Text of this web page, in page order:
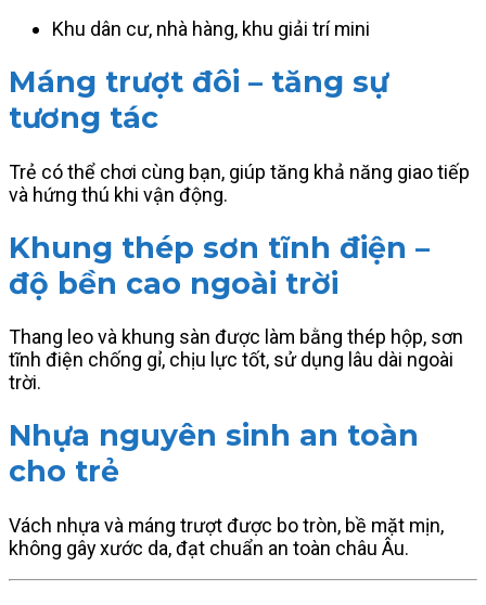
Khu dân cư, nhà hàng, khu giải trí mini
Máng trượt đôi – tăng sự
tương tác
Trẻ có thể chơi cùng bạn, giúp tăng khả năng giao tiếp
và hứng thú khi vận động.
Khung thép sơn tĩnh điện –
độ bền cao ngoài trời
Thang leo và khung sàn được làm bằng thép hộp, sơn
tĩnh điện chống gỉ, chịu lực tốt, sử dụng lâu dài ngoài
trời.
Nhựa nguyên sinh an toàn
cho trẻ
Vách nhựa và máng trượt được bo tròn, bề mặt mịn,
không gây xước da, đạt chuẩn an toàn châu Âu.